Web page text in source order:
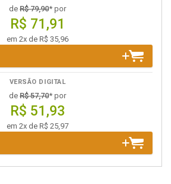
de R$ 79,90* por
R$ 71,91
em 2x de R$ 35,96
VERSÃO DIGITAL
de R$ 57,70* por
R$ 51,93
em 2x de R$ 25,97